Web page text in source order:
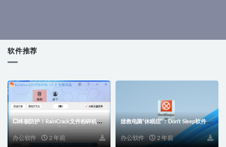
软件推荐
💥终极防护！RainCrack文件粉碎机：
办公软件 2 年前
拯救电脑“休眠症”：Don’t Sleep软件来
办公软件 2 年前